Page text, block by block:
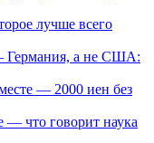
лучше всего
Германия, а не США:
— 2000 иен без
— что говорит наука